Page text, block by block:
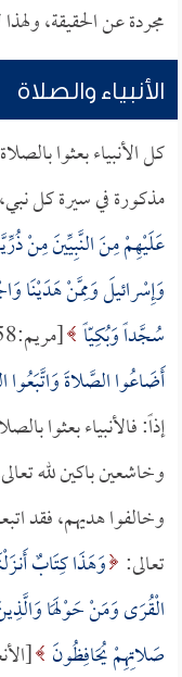
مجردة عن الحقيقة،
الأنبياء والصلاة
كل الأنبياء بعثوا
مذكورة في سيرة كل نبي،
عَلَيْهِمْ مِنَ النَّبِيِّينَ مِنْ
وَإِسْرائيلَ وَمِمَّنْ هَدَيْنَا
سُجَّداً وَبُكِيّاً [مريم:58] ثم قال:
أَضَاعُوا الصَّلاةَ
إذاً: فالأنبياء بعثوا
وخاشعين باكين لله
وخالفوا هديهم، فقد
تعالى: وَهَذَا كِتَابٌ
الْقُرَى وَمَنْ حَوْلَهَا
صَلاتِهِمْ يُحَافِظُونَ